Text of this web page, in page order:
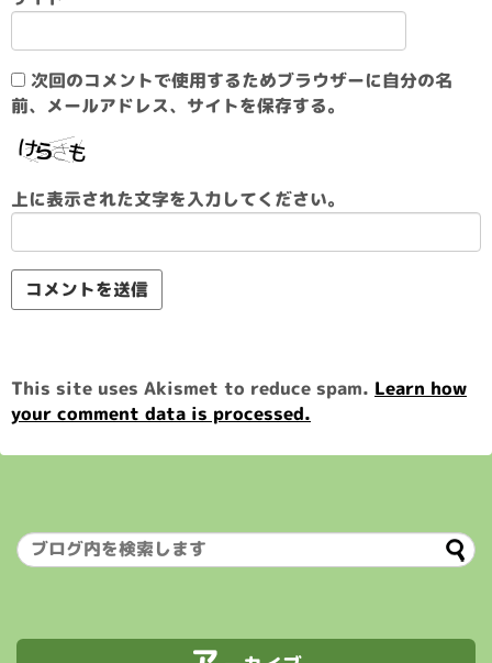
次回のコメントで使用するためブラウザーに自分の名
前、メールアドレス、サイトを保存する。
上に表示された文字を入力してください。
This site uses Akismet to reduce spam. Learn how
your comment data is processed.